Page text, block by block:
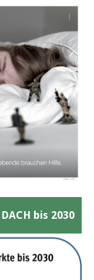
bis 2030